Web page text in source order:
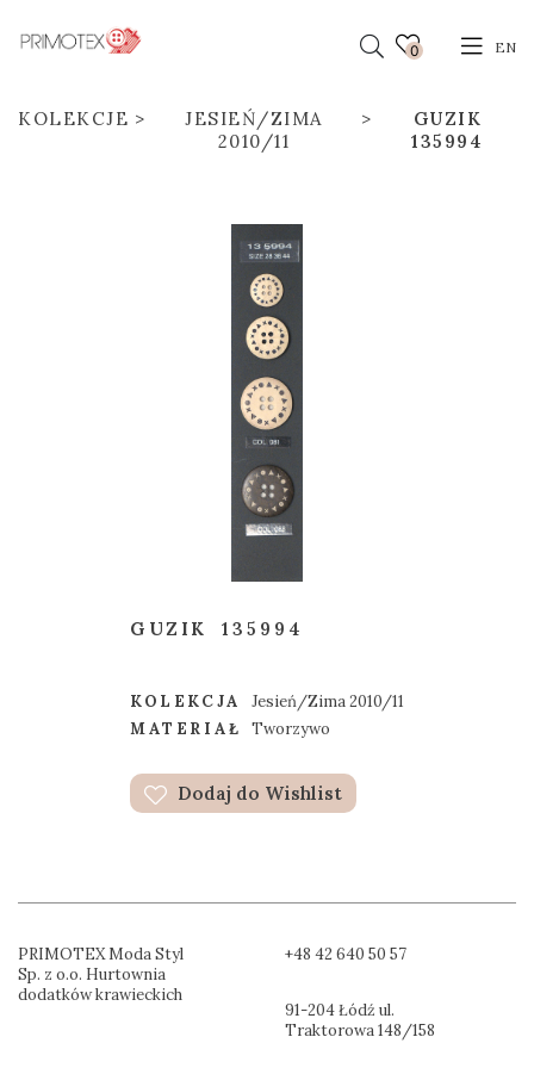
0 EN
KOLEKCJE
JESIEŃ/ZIMA
2010/11
GUZIK
135994
GUZIK 135994
KOLEKCJA
Jesień/Zima 2010/11
MATERIAŁ
Tworzywo
Dodaj do Wishlist
PRIMOTEX Moda Styl
Sp. z o.o. Hurtownia
dodatków krawieckich
+48 42 640 50 57
91-204 Łódź ul.
Traktorowa 148/158